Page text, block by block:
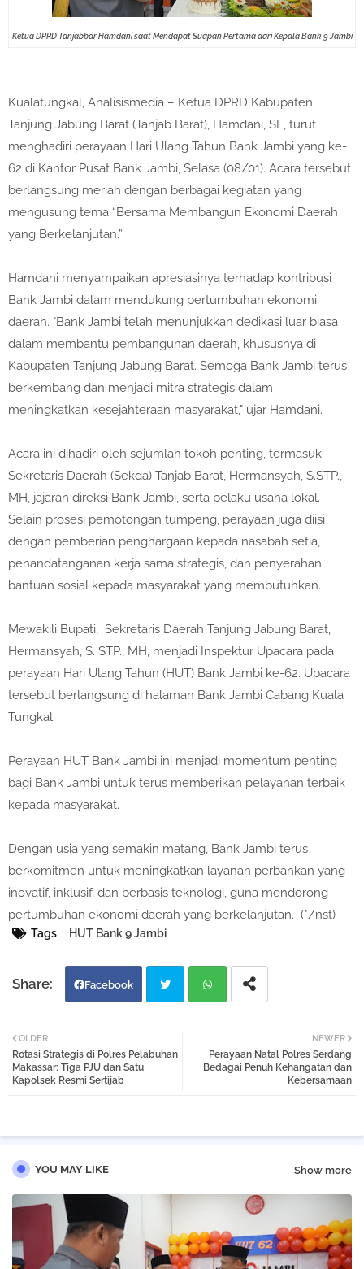
Ketua DPRD Tanjabbar Hamdani saat Mendapat Suapan Pertama dari Kepala Bank 9 Jambi
Kualatungkal, Analisismedia – Ketua DPRD Kabupaten
Tanjung Jabung Barat (Tanjab Barat), Hamdani, SE, turut
menghadiri perayaan Hari Ulang Tahun Bank Jambi yang ke-
62 di Kantor Pusat Bank Jambi, Selasa (08/01). Acara tersebut
berlangsung meriah dengan berbagai kegiatan yang
mengusung tema “Bersama Membangun Ekonomi Daerah
yang Berkelanjutan.”
Hamdani menyampaikan apresiasinya terhadap kontribusi
Bank Jambi dalam mendukung pertumbuhan ekonomi
daerah. "Bank Jambi telah menunjukkan dedikasi luar biasa
dalam membantu pembangunan daerah, khususnya di
Kabupaten Tanjung Jabung Barat. Semoga Bank Jambi terus
berkembang dan menjadi mitra strategis dalam
meningkatkan kesejahteraan masyarakat," ujar Hamdani.
Acara ini dihadiri oleh sejumlah tokoh penting, termasuk
Sekretaris Daerah (Sekda) Tanjab Barat, Hermansyah, S.STP.,
MH, jajaran direksi Bank Jambi, serta pelaku usaha lokal.
Selain prosesi pemotongan tumpeng, perayaan juga diisi
dengan pemberian penghargaan kepada nasabah setia,
penandatanganan kerja sama strategis, dan penyerahan
bantuan sosial kepada masyarakat yang membutuhkan.
Mewakili Bupati, Sekretaris Daerah Tanjung Jabung Barat,
Hermansyah, S. STP., MH, menjadi Inspektur Upacara pada
perayaan Hari Ulang Tahun (HUT) Bank Jambi ke-62. Upacara
tersebut berlangsung di halaman Bank Jambi Cabang Kuala
Tungkal.
Perayaan HUT Bank Jambi ini menjadi momentum penting
bagi Bank Jambi untuk terus memberikan pelayanan terbaik
kepada masyarakat.
Dengan usia yang semakin matang, Bank Jambi terus
berkomitmen untuk meningkatkan layanan perbankan yang
inovatif, inklusif, dan berbasis teknologi, guna mendorong
pertumbuhan ekonomi daerah yang berkelanjutan. (*/nst)
Tags HUT Bank 9 Jambi
Facebook
tter atsa
NEWER
Perayaan Natal Polres Serdang
Bedagai Penuh Kehangatan dan
Kebersamaan
OLDER
Rotasi Strategis di Polres Pelabuhan
Makassar: Tiga PJU dan Satu
Kapolsek Resmi Sertijab
YOU MAY LIKE Show more